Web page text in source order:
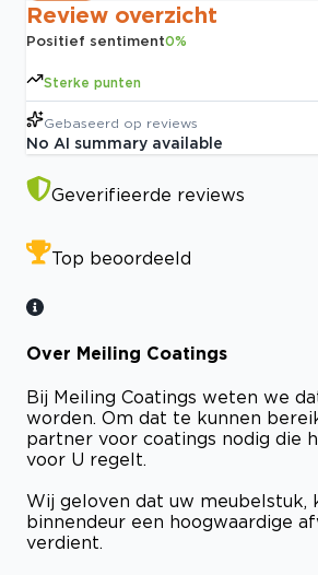
Review overzicht
Positief sentiment0%
Sterke punten
Gebaseerd op reviews
No AI summary available
Geverifieerde reviews
Top beoordeeld
Over Meiling Coatings
Bij Meiling Coatings weten we
worden. Om dat te kunnen
partner voor coatings nodig die
voor U regelt.
Wij geloven dat uw meubelstuk,
binnendeur een hoogwaardige
verdient.